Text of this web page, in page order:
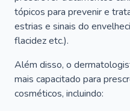
tópicos para prevenir e
estrias e sinais do
flacidez etc.).
Além disso, o
mais capacitado para
cosméticos, incluindo: